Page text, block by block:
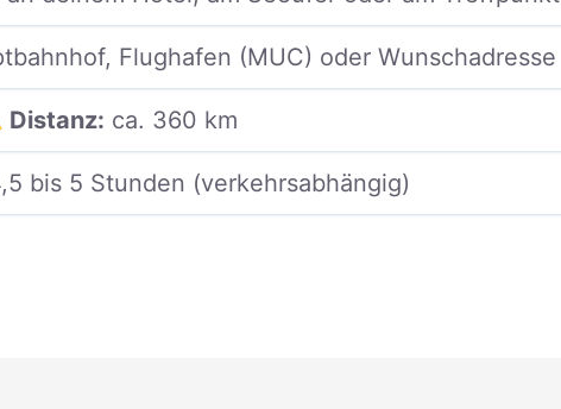
Flughafen (MUC) oder Wunschadresse
Distanz: ca. 360 km
bis 5 Stunden (verkehrsabhängig)